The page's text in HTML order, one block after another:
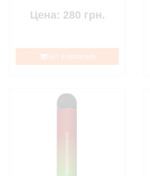
Цена: 280 грн.
Нет в наличии